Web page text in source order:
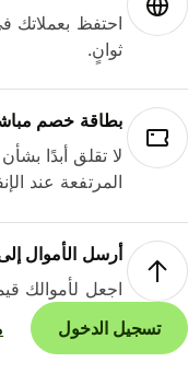
احتفظ بعملاتك في
ثوانٍ.
بطاقة خصم مباشر
لا تقلق أبدًا
المرتفعة عند
أرسل الأموال إلى
اجعل لأموالك
تسجيل الدخول